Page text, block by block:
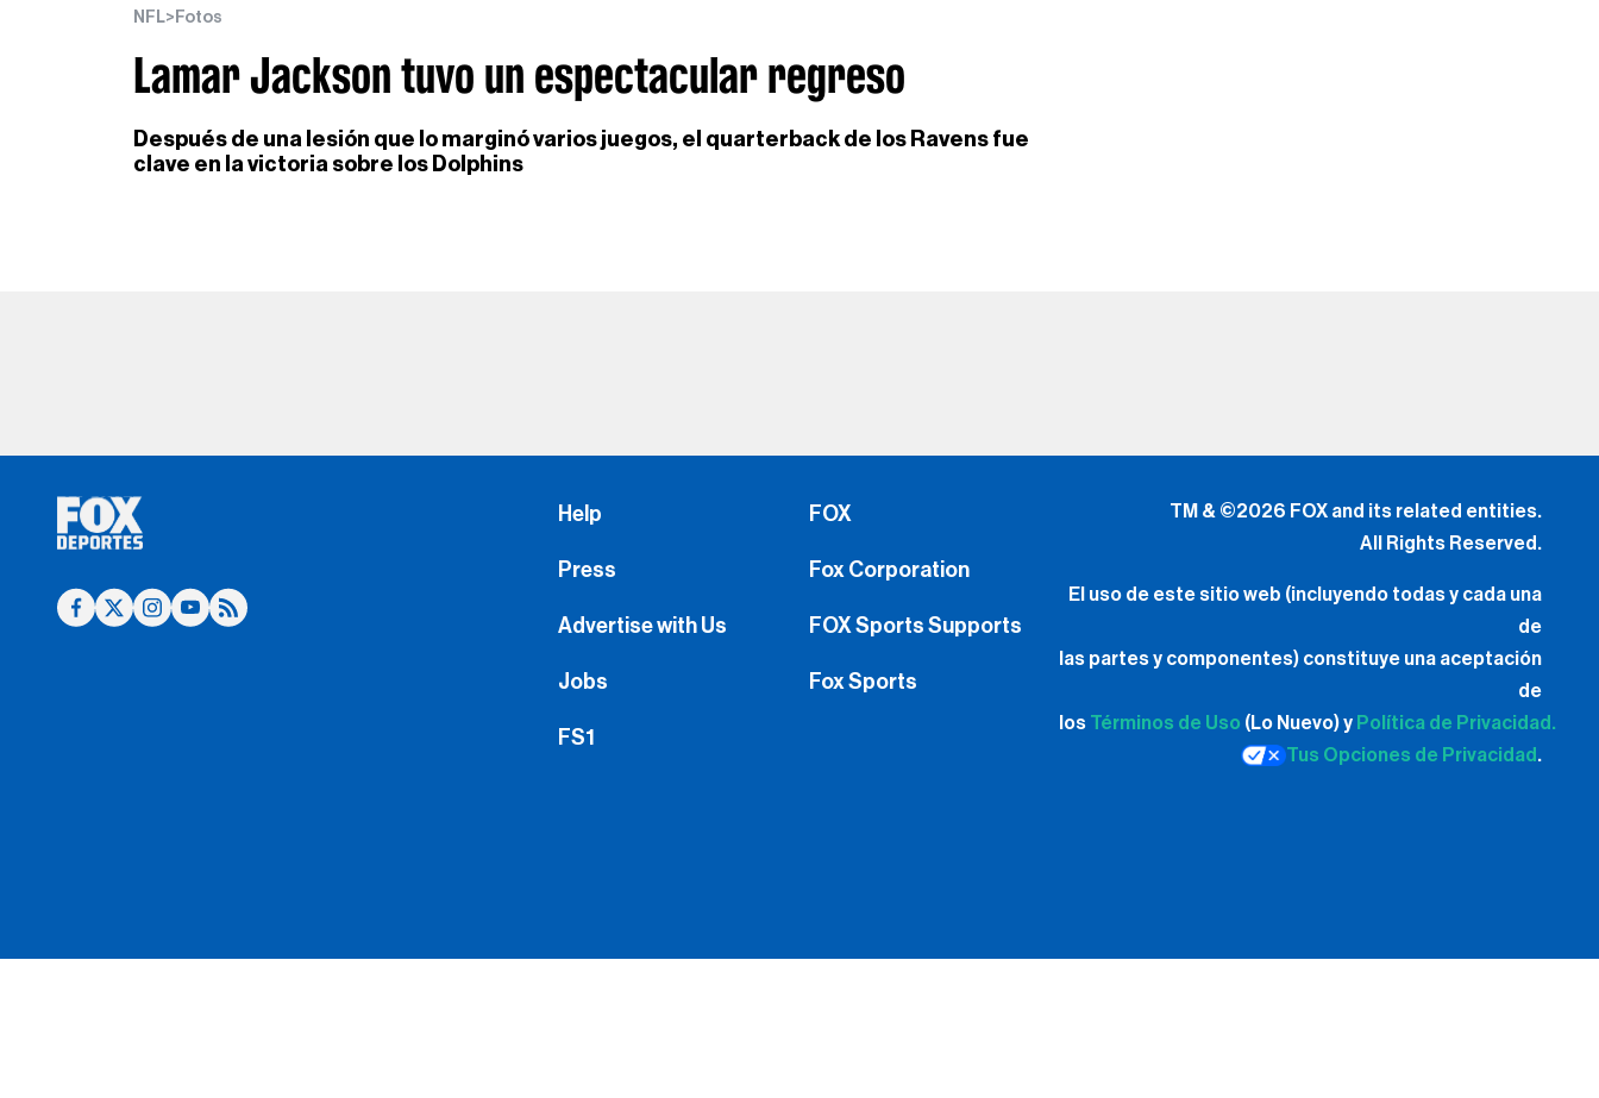
NFL> Fotos
Lamar Jackson tuvo un espectacular regreso
Después de una lesión que lo marginó varios juegos, el quarterback de los Ravens fue
clave en la victoria sobre los Dolphins
Help
Press
Advertise with Us
Jobs
FS1
FOX
Fox Corporation
FOX Sports Supports
Fox Sports
TM & ©2026 FOX and its related entities.
All Rights Reserved.
El uso de este sitio web (incluyendo todas y cada una
de
las partes y componentes) constituye una aceptación
de
los Términos de Uso (Lo Nuevo) y Política de Privacidad.
Tus Opciones de Privacidad .